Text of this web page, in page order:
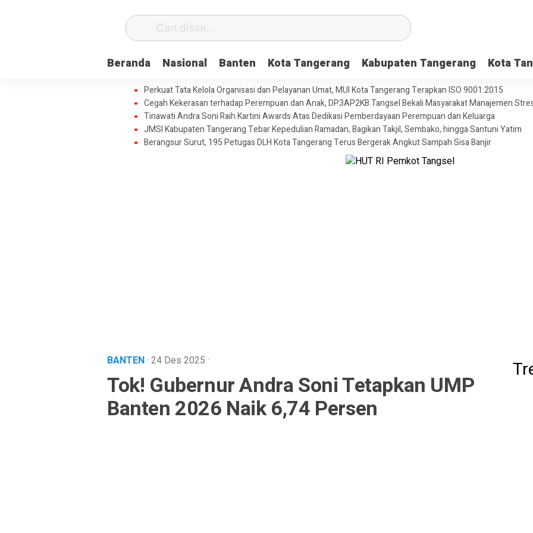
Beranda Nasional Banten Kota Tangerang Kabupaten Tangerang Kota
Perkuat Tata Kelola Organisasi dan Pelayanan Umat, MUI Kota Tangerang Terapkan ISO 9001:2015
Cegah Kekerasan terhadap Perempuan dan Anak, DP3AP2KB Tangsel Bekali Masyarakat Manajemen
Tinawati Andra Soni Raih Kartini Awards Atas Dedikasi Pemberdayaan Perempuan dan Keluarga
JMSI Kabupaten Tangerang Tebar Kepedulian Ramadan, Bagikan Takjil, Sembako, hingga Santuni Yatim
Berangsur Surut, 195 Petugas DLH Kota Tangerang Terus Bergerak Angkut Sampah Sisa Banjir
BANTEN· 24 Des 2025 ·
Tok! Gubernur Andra Soni Tetapkan UMP
Banten 2026 Naik 6,74 Persen